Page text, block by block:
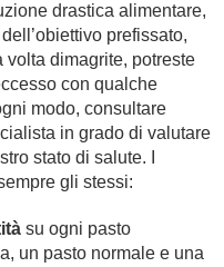
drastica alimentare,
prefissato,
volta dimagrite, potreste
con qualche
modo, consultare
in grado di valutare
stato di salute. I
gli stessi:
su ogni pasto
un pasto normale e una